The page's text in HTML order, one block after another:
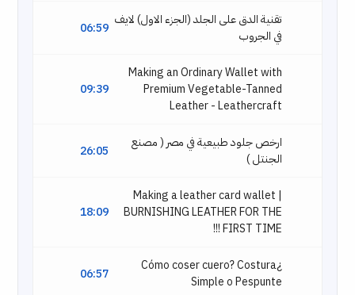
06:59 تقنية الدق على الجلد (الجزء الاول) لايف
في الجروب
09:39
Making an Ordinary Wallet with
Premium Vegetable-Tanned
Leather - Leathercraft
26:05
ارخص جلود طبيعية في مصر ( مصنع
الجنتل )
18:09
Making a leather card wallet |
BURNISHING LEATHER FOR THE
FIRST TIME !!!
06:57
¿Cómo coser cuero? Costura
Simple o Pespunte